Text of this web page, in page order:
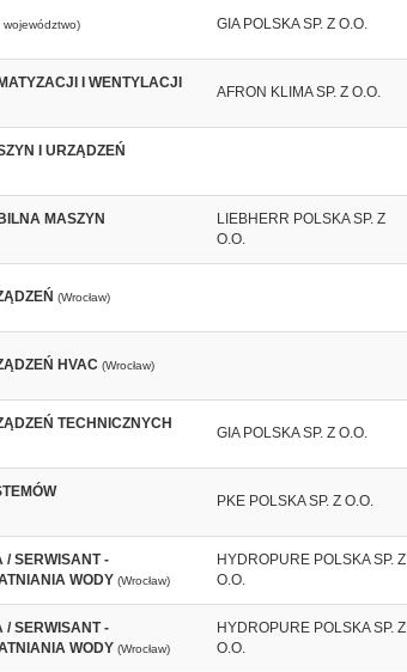
województwo) GIA POLSKA SP. Z O.O.
I WENTYLACJI
AFRON KLIMA SP. Z O.O.
I URZĄDZEŃ
MASZYN
LIEBHERR POLSKA SP. Z
O.O.
(Wrocław)
HVAC (Wrocław)
TECHNICZNYCH
GIA POLSKA SP. Z O.O.
PKE POLSKA SP. Z O.O.
/ SERWISANT -
WODY (Wrocław)
HYDROPURE POLSKA SP. Z
O.O.
/ SERWISANT -
WODY (Wrocław)
HYDROPURE POLSKA SP. Z
O.O.